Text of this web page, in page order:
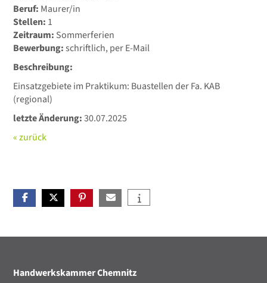
Beruf: Maurer/in
Stellen: 1
Zeitraum: Sommerferien
Bewerbung:schriftlich, per E-Mail
Beschreibung:
Einsatzgebiete im Praktikum: Buastellen der Fa. KAB
(regional)
letzte Änderung:30.07.2025
« zurück
Handwerkskammer Chemnitz